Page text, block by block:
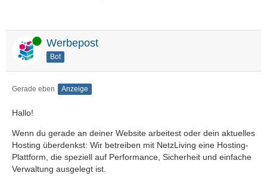
Online Werbepost
Bot
Gerade eben Anzeige
Hallo!
Wenn du gerade an deiner Website arbeitest oder dein aktuelles
Hosting überdenkst: Wir betreiben mit NetzLiving eine Hosting-
Plattform, die speziell auf Performance, Sicherheit und einfache
Verwaltung ausgelegt ist.